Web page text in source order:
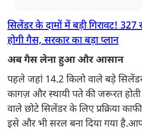
सिलेंडर के दामों में बड़ी गिरावट!
होगी गैस, सरकार का बड़ा प्लान
अब गैस लेना हुआ और आसान
पहले जहां 14.2 किलो वाले बड़े
कागज़ और स्थायी पते की जरूरत होती
वाले छोटे सिलेंडर के लिए प्रक्रिया
इसे और भी सरल बना दिया गया